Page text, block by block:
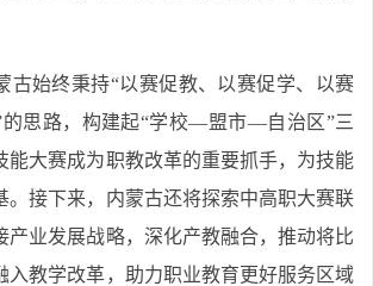
古始终秉持“以赛促教、以赛促学、以赛
的思路，构建起“学校—盟市—自治区”三
能大赛成为职教改革的重要抓手，为技能
。接下来，内蒙古还将探索中高职大赛联
产业发展战略，深化产教融合，推动将比
入教学改革，助力职业教育更好服务区域